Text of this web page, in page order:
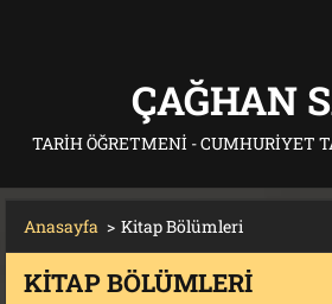
ÇAĞHAN
TARIH ÖĞRETMENI - CUMHURIYET
Anasayfa > Kitap Bölümleri
KITAP BÖLÜMLERI